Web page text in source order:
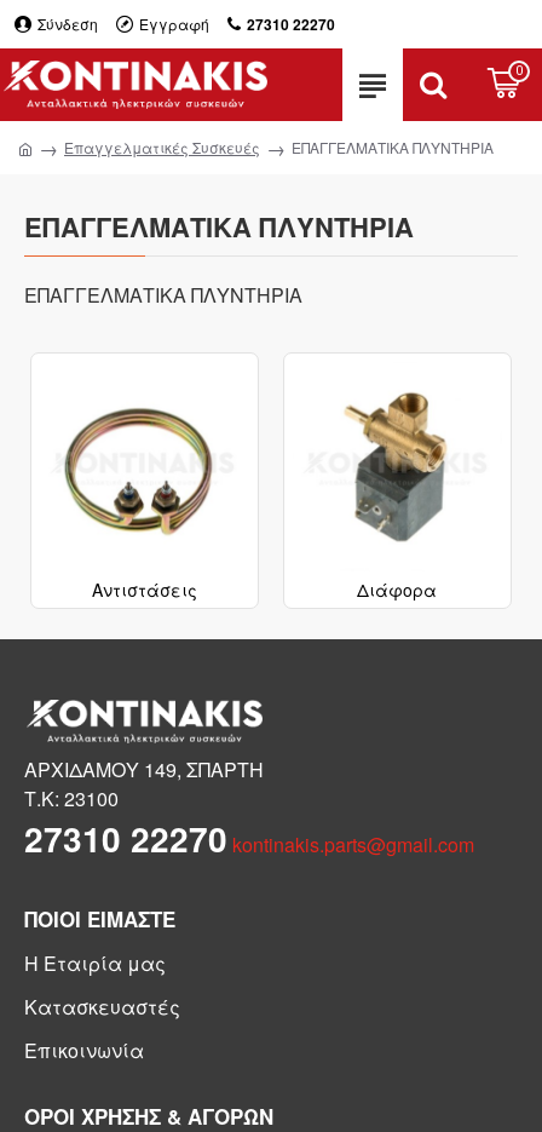
Σύνδεση Εγγραφή 27310 22270
0
Επαγγελματικές Συσκευές ΕΠΑΓΓΕΛΜΑΤΙΚΑ ΠΛΥΝΤΗΡΙΑ
ΕΠΑΓΓΕΛΜΑΤΙΚΑ ΠΛΥΝΤΗΡΙΑ
ΕΠΑΓΓΕΛΜΑΤΙΚΑ ΠΛΥΝΤΗΡΙΑ
Αντιστάσεις Διάφορα
ΑΡΧΙΔΑΜΟΥ 149, ΣΠΑΡΤΗ
Τ.Κ: 23100
27310 22270 kontinakis.parts@gmail.com
ΠΟΙΟΙ ΕΙΜΑΣΤΕ
Η Εταιρία μας
Κατασκευαστές
Επικοινωνία
ΟΡΟΙ ΧΡΗΣΗΣ & ΑΓΟΡΩΝ